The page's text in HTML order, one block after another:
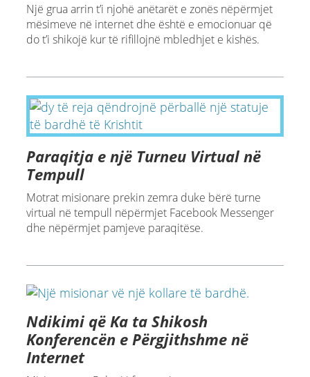
Një grua arrin t’i njohë anëtarët e zonës nëpërmjet
mësimeve në internet dhe është e emocionuar që
do t’i shikojë kur të rifillojnë mbledhjet e kishës.
Paraqitja e një Turneu Virtual në
Tempull
Motrat misionare prekin zemra duke bërë turne
virtual në tempull nëpërmjet Facebook Messenger
dhe nëpërmjet pamjeve paraqitëse.
Ndikimi që Ka ta Shikosh
Konferencën e Përgjithshme në
Internet